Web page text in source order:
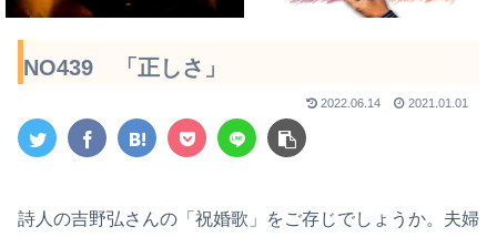
NO439 「正しさ」
2022.06.14 2021.01.01
詩人の吉野弘さんの「祝婚歌」をご存じでしょうか。夫婦